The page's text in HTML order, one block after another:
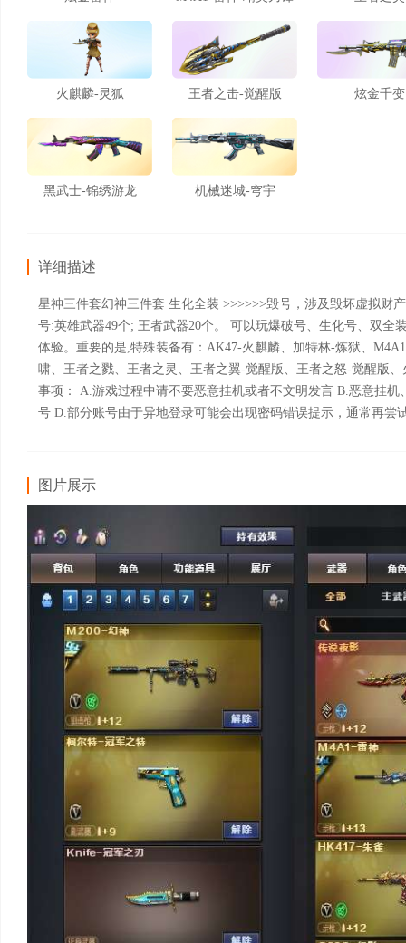
火麒麟-灵狐 王者之击-觉醒版 炫金千变
黑武士-锦绣游龙 机械迷城-穹宇
详细描述
星神三件套幻神三件套 生化全装 >>>>>>毁号，涉及毁坏虚拟财
号:英雄武器49个; 王者武器20个。 可以玩爆破号、生化号、双
体验。重要的是,特殊装备有：AK47-火麒麟、加特林-炼狱、
啸、王者之戮、王者之灵、王者之翼-觉醒版、王者之怒-觉醒版
事项： A.游戏过程中请不要恶意挂机或者不文明发言 B.恶意挂
号 D.部分账号由于异地登录可能会出现密码错误提示，通常再
图片展示